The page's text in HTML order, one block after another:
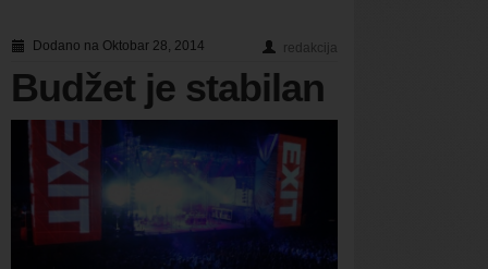
Dodano na Oktobar 28, 2014 redakcija
Budžet je stabilan